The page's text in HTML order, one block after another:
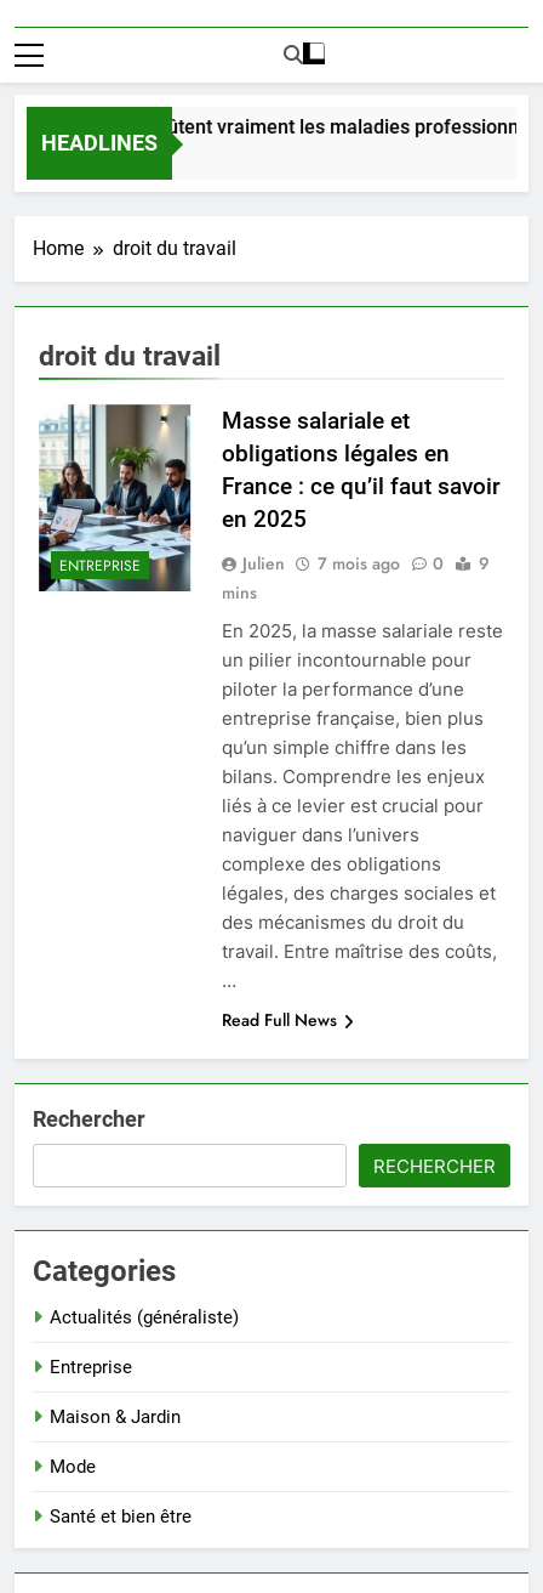
HEADLINES
Combien coûtent vraiment les maladies
3 Jours Ago
Home droit du travail
droit du travail
ENTREPRISE
Masse salariale et
obligations légales en
France : ce qu’il faut savoir
en 2025
Julien 7 mois ago 0
9
mins
En 2025, la masse salariale reste
un pilier incontournable pour
piloter la performance d’une
entreprise française, bien plus
qu’un simple chiffre dans les
bilans. Comprendre les enjeux
liés à ce levier est crucial pour
naviguer dans l’univers
complexe des obligations
légales, des charges sociales et
des mécanismes du droit du
travail. Entre maîtrise des coûts,
…
Read Full News
Rechercher
RECHERCHER
Categories
Actualités (généraliste)
Entreprise
Maison & Jardin
Mode
Santé et bien être